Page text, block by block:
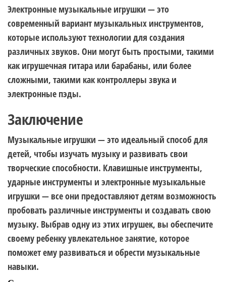
Электронные музыкальные игрушки — это
современный вариант музыкальных инструментов,
которые используют технологии для создания
различных звуков. Они могут быть простыми, такими
как игрушечная гитара или барабаны, или более
сложными, такими как контроллеры звука и
электронные пэды.
Заключение
Музыкальные игрушки — это идеальный способ для
детей, чтобы изучать музыку и развивать свои
творческие способности. Клавишные инструменты,
ударные инструменты и электронные музыкальные
игрушки — все они предоставляют детям возможность
пробовать различные инструменты и создавать свою
музыку. Выбрав одну из этих игрушек, вы обеспечите
своему ребенку увлекательное занятие, которое
поможет ему развиваться и обрести музыкальные
навыки.